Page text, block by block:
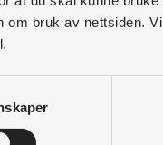
bruk av nettsiden.
og utbygger
lade med RFID/
Hvordan måler vi